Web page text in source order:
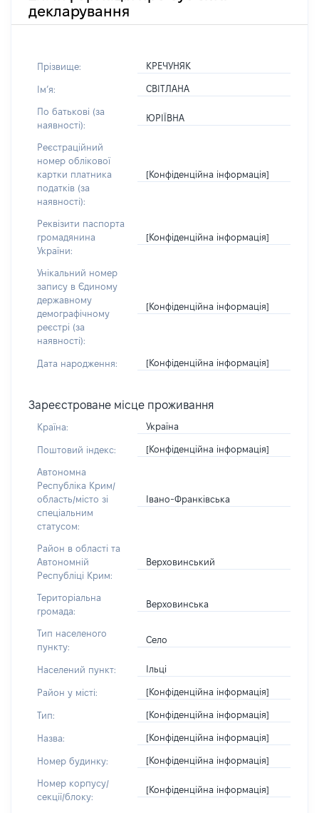
декларування
Прізвище: КРЕЧУНЯК
Імʼя: СВІТЛАНА
По батькові (за
наявності):
ЮРІЇВНА
Реєстраційний
номер облікової
картки платника
податків (за
наявності):
[Конфіденційна інформація]
Реквізити паспорта
громадянина
України:
[Конфіденційна інформація]
Унікальний номер
запису в Єдиному
державному
демографічному
реєстрі (за
наявності):
[Конфіденційна інформація]
Дата народження: [Конфіденційна інформація]
Зареєстроване місце проживання
Країна: Україна
Поштовий індекс: [Конфіденційна інформація]
Автономна
Республіка Крим/
область/місто зі
спеціальним
статусом:
Івано-Франківська
Район в області та
Автономній
Республіці Крим:
Верховинський
Територіальна
громада:
Верховинська
Тип населеного
пункту:
Село
Населений пункт: Ільці
Район у місті: [Конфіденційна інформація]
Тип: [Конфіденційна інформація]
Назва: [Конфіденційна інформація]
Номер будинку: [Конфіденційна інформація]
Номер корпусу/
секції/блоку:
[Конфіденційна інформація]